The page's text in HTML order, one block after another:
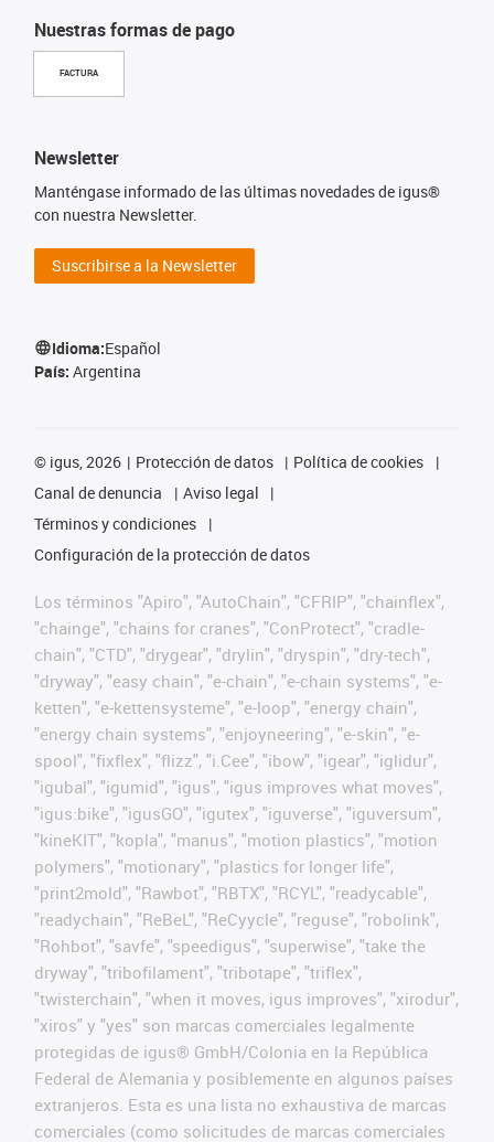
Nuestras formas de pago
FACTURA
Newsletter
Manténgase informado de las últimas novedades de igus®
con nuestra Newsletter.
Suscribirse a la Newsletter
Idioma:Español
País: Argentina
© igus, 2026 Protección de datos
Política de cookies
Canal de denuncia
Aviso legal
Términos y condiciones
Configuración de la protección de datos
Los términos "Apiro", "AutoChain", "CFRIP", "chainflex",
"chainge", "chains for cranes", "ConProtect", "cradle-
chain", "CTD", "drygear", "drylin", "dryspin", "dry-tech",
"dryway", "easy chain", "e-chain", "e-chain systems", "e-
ketten", "e-kettensysteme", "e-loop", "energy chain",
"energy chain systems", "enjoyneering", "e-skin", "e-
spool", "fixflex", "flizz", "i.Cee", "ibow", "igear", "iglidur",
"igubal", "igumid", "igus", "igus improves what moves",
"igus:bike", "igusGO", "igutex", "iguverse", "iguversum",
"kineKIT", "kopla", "manus", "motion plastics", "motion
polymers", "motionary", "plastics for longer life",
"print2mold", "Rawbot", "RBTX", "RCYL", "readycable",
"readychain", "ReBeL", "ReCyycle", "reguse", "robolink",
"Rohbot", "savfe", "speedigus", "superwise", "take the
dryway", "tribofilament", "tribotape", "triflex",
"twisterchain", "when it moves, igus improves", "xirodur",
"xiros" y "yes" son marcas comerciales legalmente
protegidas de igus® GmbH/Colonia en la República
Federal de Alemania y posiblemente en algunos países
extranjeros. Esta es una lista no exhaustiva de marcas
comerciales (como solicitudes de marcas comerciales